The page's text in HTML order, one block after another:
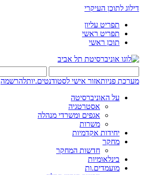
דילוג לתוכן העיקרי
תפריט עליון
תפריט ראשי
תוכן ראשי
מערכת פניותאזור אישי לסטודנטים.יותלהרשמה
על האוניברסיטה
אסטרטגיה
אגפים ומשרדי מנהלה
משרות
יחידות אקדמיות
מחקר
חדשות המחקר
בינלאומיות
מועמדים.ות